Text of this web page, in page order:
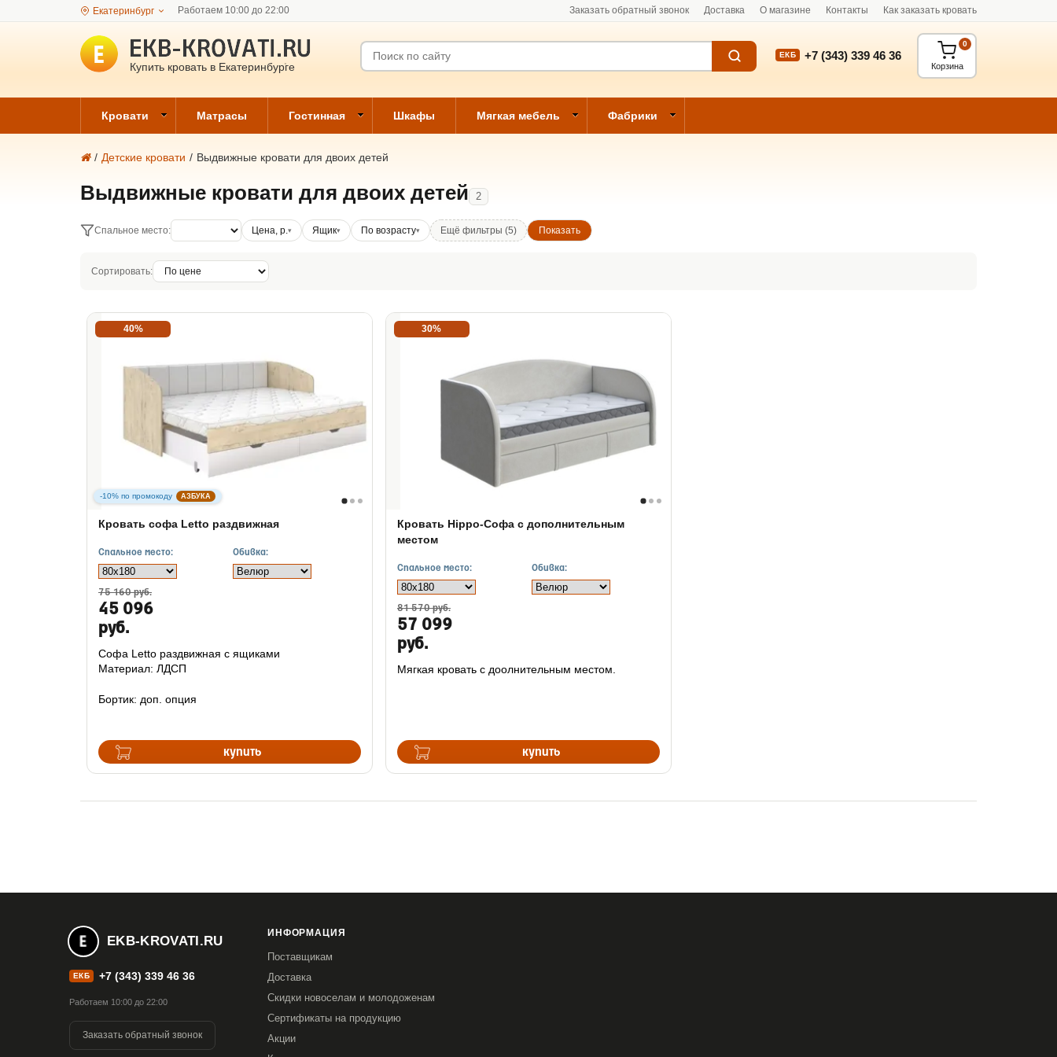
Екатеринбург Работаем 10:00 до 22:00 Заказать обратный звонок Доставка О магазине Контакты Как заказать кровать
Купить кровать в Екатеринбурге
ЕКБ +7 (343) 339 46 36
Корзина
0
Кровати Матрасы Гостинная Шкафы Мягкая мебель Фабрики
/ Детские кровати / Выдвижные кровати для двоих детей
Выдвижные кровати для двоих детей 2
Спальное место: Цена, р. Ящик По возрасту Ещё фильтры (5)
Сортировать:
-10% по промокоду АЗБУКА
40%
Кровать софа Letto раздвижная
Спальное место: Обивка:
75 160 руб.
45 096
руб.
купить
Софа Letto раздвижная с ящиками
Материал: ЛДСП
Бортик: доп. опция
30%
Кровать Hippo-Софа с дополнительным
местом
Спальное место: Обивка:
81 570 руб.
57 099
руб.
купить
Мягкая кровать с доолнительным местом.
EKB-KROVATI.RU
ЕКБ +7 (343) 339 46 36
Работаем 10:00 до 22:00
Заказать обратный звонок
ИНФОРМАЦИЯ
Поставщикам
Доставка
Скидки новоселам и молодоженам
Сертификаты на продукцию
Акции